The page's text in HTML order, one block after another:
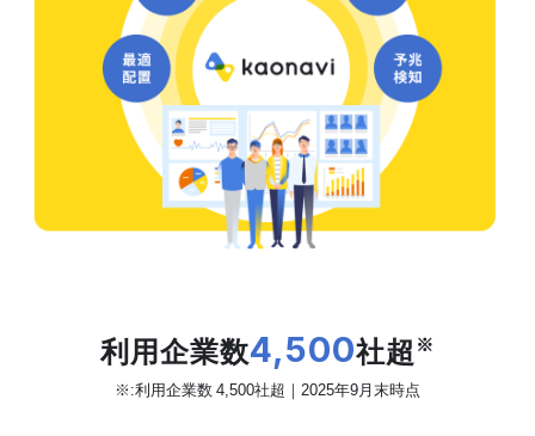
利用企業数4,500社超 ※
※:利用企業数 4,500社超｜2025年9月末時点